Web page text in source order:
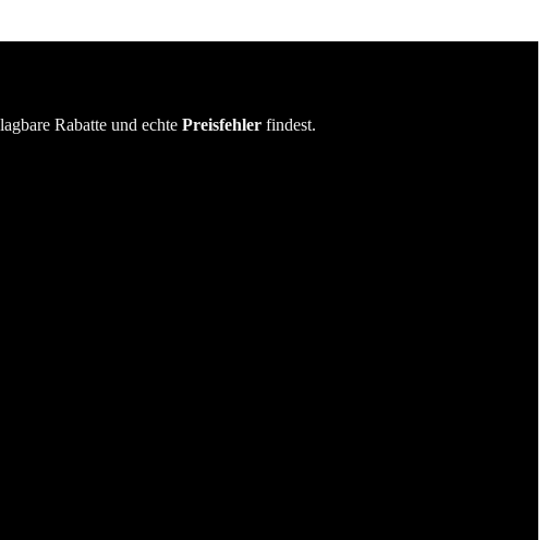
Rabatte und echte Preisfehler findest.